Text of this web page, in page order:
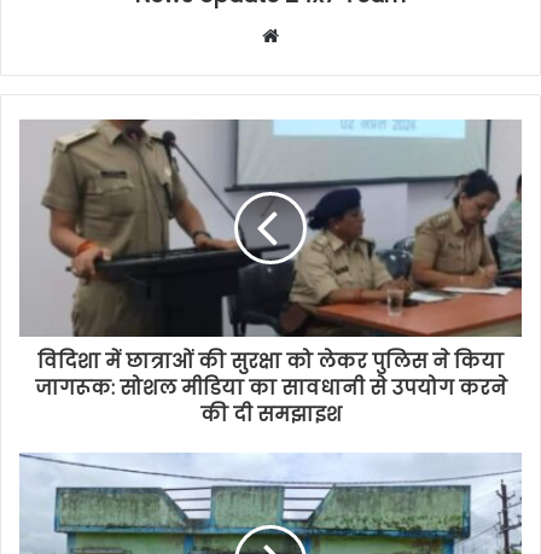
Website
विदिशा में छात्राओं की सुरक्षा को लेकर पुलिस ने किया
जागरूक: सोशल मीडिया का सावधानी से उपयोग करने
की दी समझाइश